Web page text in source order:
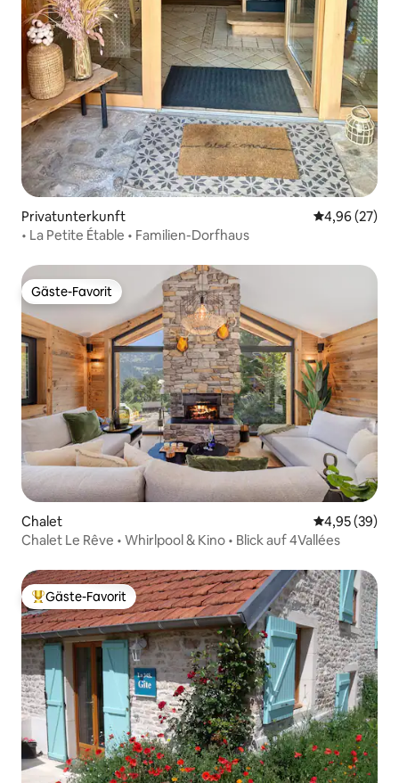
Privatunterkunft
4,96 (27)
• La Petite Étable • Familien-Dorfhaus
Gäste-Favorit
Gäste-Favorit
Chalet
4,95 (39)
Chalet Le Rêve • Whirlpool & Kino • Blick auf 4Vallées
Beliebter Gäste-Favorit.
Gäste-Favorit